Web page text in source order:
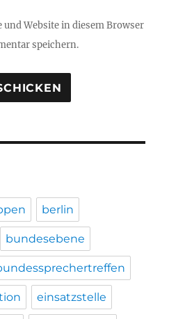
Website in diesem Browser
speichern.
berlin
bundesebene
einsatzstelle